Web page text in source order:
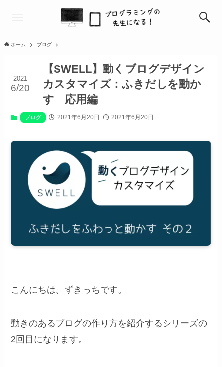
ホーム ブログ
【SWELL】動くブログデザイン
カスタマイズ：ふきだしを動か
す 応用編
2021
6/20
ブログ 2021年6月20日 2021年6月20日
こんにちは、ずきっちです。
動きのあるブログの作り方を紹介するシリーズの
2回目になります。